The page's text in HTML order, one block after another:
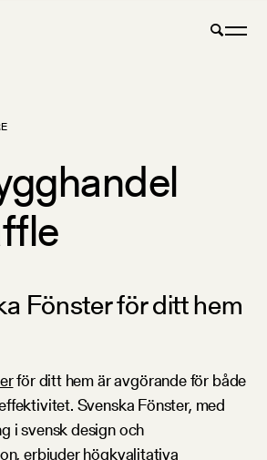
Fönster för ditt hem
för ditt hem är avgörande för både
Svenska Fönster, med
i svensk design och
erbjuder högkvalitativa